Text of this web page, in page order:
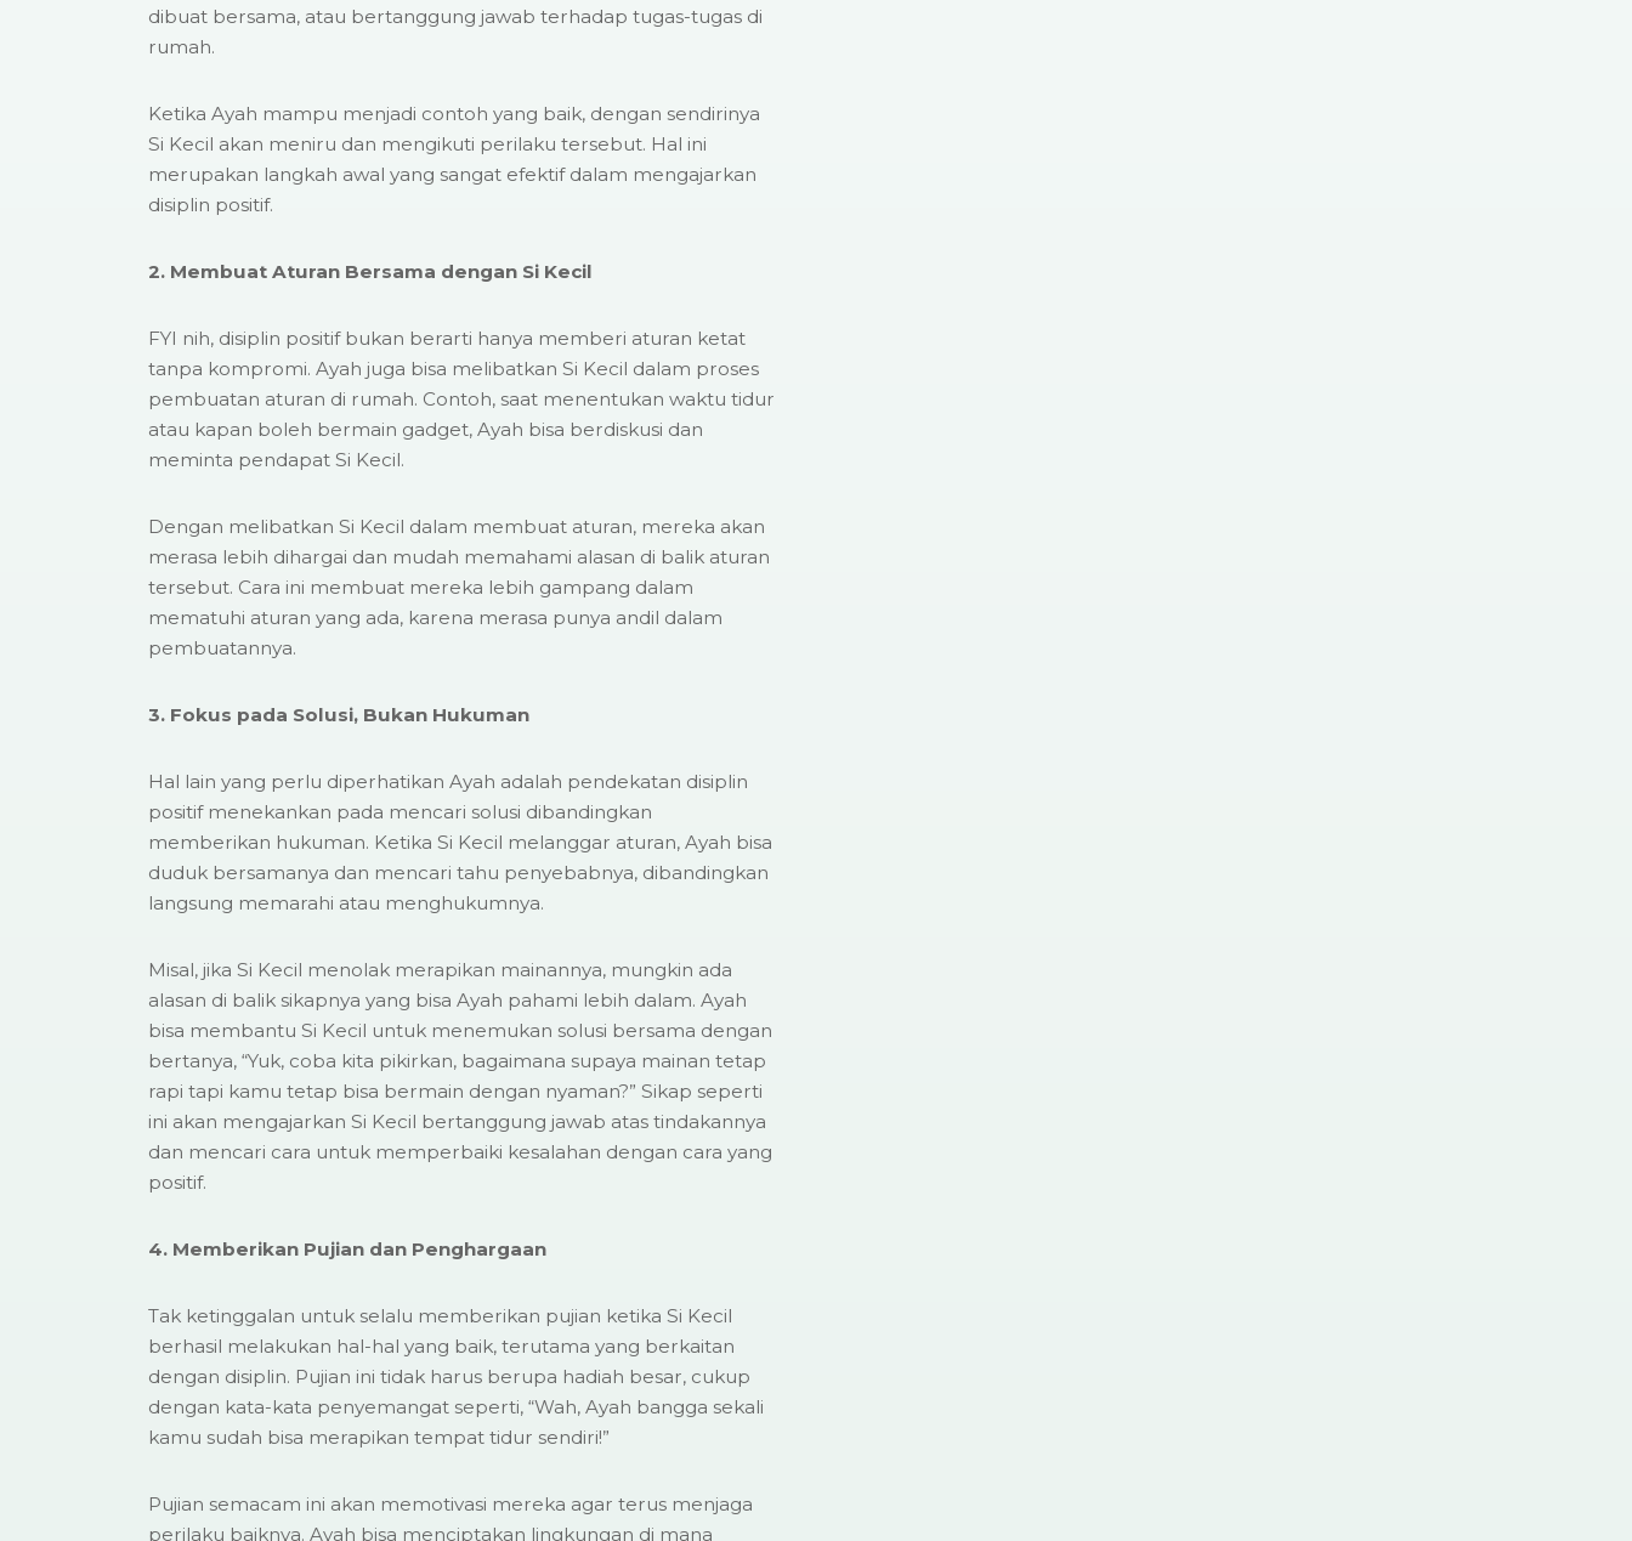
dibuat bersama, atau bertanggung jawab terhadap tugas-tugas di
rumah.
Ketika Ayah mampu menjadi contoh yang baik, dengan sendirinya
Si Kecil akan meniru dan mengikuti perilaku tersebut. Hal ini
merupakan langkah awal yang sangat efektif dalam mengajarkan
disiplin positif.
2. Membuat Aturan Bersama dengan Si Kecil
FYI nih, disiplin positif bukan berarti hanya memberi aturan ketat
tanpa kompromi. Ayah juga bisa melibatkan Si Kecil dalam proses
pembuatan aturan di rumah. Contoh, saat menentukan waktu tidur
atau kapan boleh bermain gadget, Ayah bisa berdiskusi dan
meminta pendapat Si Kecil.
Dengan melibatkan Si Kecil dalam membuat aturan, mereka akan
merasa lebih dihargai dan mudah memahami alasan di balik aturan
tersebut. Cara ini membuat mereka lebih gampang dalam
mematuhi aturan yang ada, karena merasa punya andil dalam
pembuatannya.
3. Fokus pada Solusi, Bukan Hukuman
Hal lain yang perlu diperhatikan Ayah adalah pendekatan disiplin
positif menekankan pada mencari solusi dibandingkan
memberikan hukuman. Ketika Si Kecil melanggar aturan, Ayah bisa
duduk bersamanya dan mencari tahu penyebabnya, dibandingkan
langsung memarahi atau menghukumnya.
Misal, jika Si Kecil menolak merapikan mainannya, mungkin ada
alasan di balik sikapnya yang bisa Ayah pahami lebih dalam. Ayah
bisa membantu Si Kecil untuk menemukan solusi bersama dengan
bertanya, “Yuk, coba kita pikirkan, bagaimana supaya mainan tetap
rapi tapi kamu tetap bisa bermain dengan nyaman?” Sikap seperti
ini akan mengajarkan Si Kecil bertanggung jawab atas tindakannya
dan mencari cara untuk memperbaiki kesalahan dengan cara yang
positif.
4. Memberikan Pujian dan Penghargaan
Tak ketinggalan untuk selalu memberikan pujian ketika Si Kecil
berhasil melakukan hal-hal yang baik, terutama yang berkaitan
dengan disiplin. Pujian ini tidak harus berupa hadiah besar, cukup
dengan kata-kata penyemangat seperti, “Wah, Ayah bangga sekali
kamu sudah bisa merapikan tempat tidur sendiri!”
Pujian semacam ini akan memotivasi mereka agar terus menjaga
perilaku baiknya. Ayah bisa menciptakan lingkungan di mana